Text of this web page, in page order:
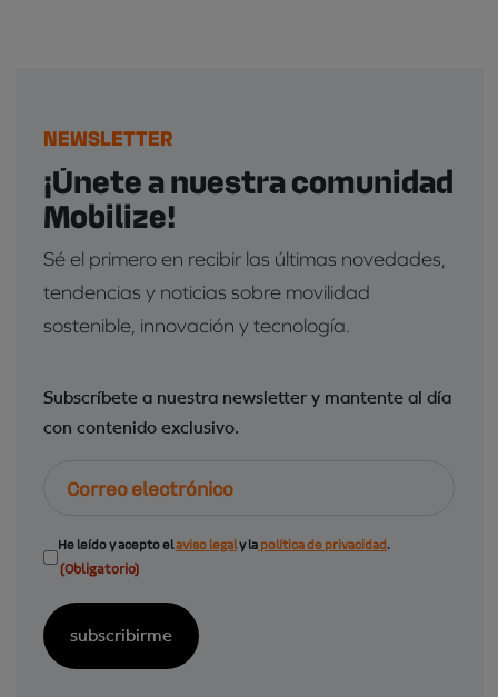
NEWSLETTER
¡Únete a nuestra comunidad
Mobilize!
Sé el primero en recibir las últimas novedades,
tendencias y noticias sobre movilidad
sostenible, innovación y tecnología.
Subscríbete a nuestra newsletter y mantente al día
con contenido exclusivo.
Consentimiento
(Obligatorio)
He leído y acepto elaviso legaly la política de privacidad.
(Obligatorio)